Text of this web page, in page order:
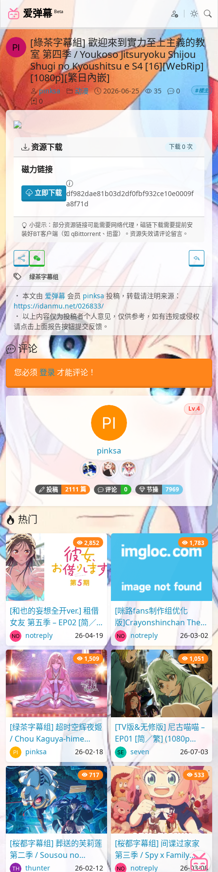
爱弹幕 Beta
[綠茶字幕組] 歡迎來到實力至上主義的教
室 第四季 / Youkoso Jitsuryoku Shijou
Shugi no Kyoushitsu e S4 [16][WebRip]
[1080p][繁日內嵌]
pinksa 动漫 2026-06-25 35
0
0
#楼主
资源下载 下载 0 次
磁力链接
立即下载 df982dae81b03d2df0fbf932ce10e0009f
a8f71d
小提示：部分资源链接可能需要网络代理，磁链下载需要提前安
装好BT客户端（如 qBittorrent、迅雷）。资源失效请评论留言。
绿茶字幕组
本文由 爱弹幕 会员 pinksa投稿，转载请注明来源：
https://idanmu.net/026833/
以上内容仅为投稿者个人意见，仅供参考，如有违规或侵权
请点击上面报告按钮提交反馈。
评论
您必须 登录 才能评论！
pinksa
Lv.4
投稿 2111 篇 评论 0 节操 7969
热门
2,852
[和也的妄想全开ver.] 租借
女友 第五季 – EP02 [简／
繁] (1080p H.264 AAC
SRTx2) {出租女友 | 彼..
notreply 26-04-19
1,783
[咪路fans制作组优化
版]Crayonshinchan The
Movie 2025 蜡笔小新剧场
版2025 超华丽！灼热的春
日部舞者们[..
notreply 26-03-02
1,509
[绿茶字幕组] 超时空辉夜姬
/ Chou Kaguya-hime
[Movie][WebRip][1080p]
[简繁日内封]
pinksa 26-02-18
1,051
[TV版&无修版] 尼古喵喵 –
EP01 [简／繁] (1080p
H.264 AAC SRTx2) {Yani
Neko | ヤニねこ | C..
seven 26-07-03
717
[桜都字幕组] 葬送的芙莉莲
第二季 / Sousou no
Frieren S2 [04][1080p][繁
thunter 26-02-12
533
[桜都字幕组] 间谍过家家
第三季 / Spy x Family
(2025) [01-13Fin][1080p]
notreply 26-03-08